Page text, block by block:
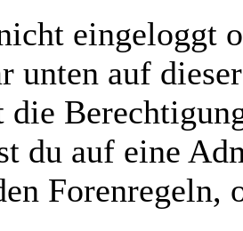
eingeloggt
unten auf
du auf eine
Forenregeln,